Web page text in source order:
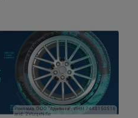
Реклама. ООО "Адвента". ИНН 7448150516
erid: 2VtzqxNifie